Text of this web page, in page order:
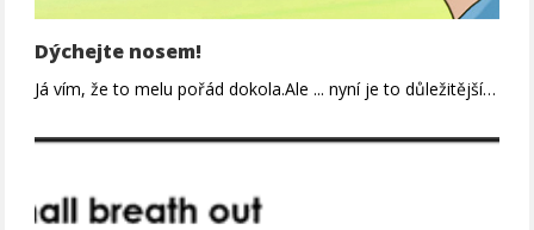
Dýchejte nosem!
Já vím, že to melu pořád dokola.Ale ... nyní je to důležitější…